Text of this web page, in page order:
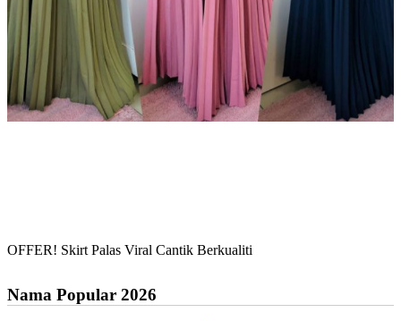
OFFER! Skirt Palas Viral Cantik Berkualiti
Nama Popular 2026